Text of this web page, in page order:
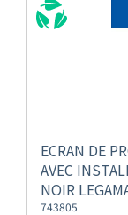
ECRAN DE
AVEC
NOIR
743805